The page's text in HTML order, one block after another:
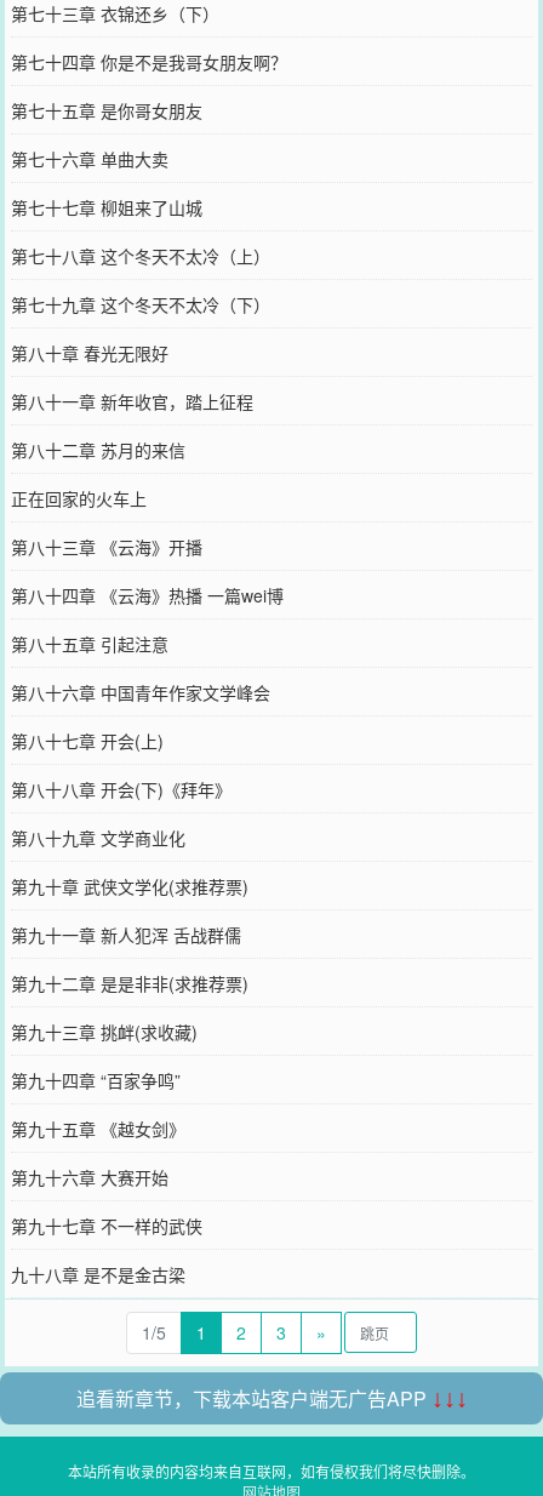
第七十三章 衣锦还乡（下）
第七十四章 你是不是我哥女朋友啊？
第七十五章 是你哥女朋友
第七十六章 单曲大卖
第七十七章 柳姐来了山城
第七十八章 这个冬天不太冷（上）
第七十九章 这个冬天不太冷（下）
第八十章 春光无限好
第八十一章 新年收官，踏上征程
第八十二章 苏月的来信
正在回家的火车上
第八十三章 《云海》开播
第八十四章 《云海》热播 一篇wei博
第八十五章 引起注意
第八十六章 中国青年作家文学峰会
第八十七章 开会(上)
第八十八章 开会(下)《拜年》
第八十九章 文学商业化
第九十章 武侠文学化(求推荐票)
第九十一章 新人犯浑 舌战群儒
第九十二章 是是非非(求推荐票)
第九十三章 挑衅(求收藏)
第九十四章 “百家争鸣”
第九十五章 《越女剑》
第九十六章 大赛开始
第九十七章 不一样的武侠
九十八章 是不是金古梁
1/5 1 2 3 »
追看新章节，下载本站客户端无广告APP ↓↓↓
本站所有收录的内容均来自互联网，如有侵权我们将尽快删除。
网站地图